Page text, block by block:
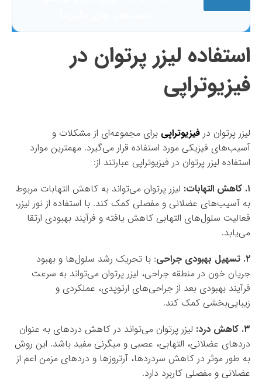
استفاده لیزر پرتوان در
فیزیوتراپی
لیزر پرتوان در فیزیوتراپی برای مجموعه‌ای از مشکلات و
آسیب‌های فیزیکی مورد استفاده قرار می‌گیرد. مهمترین موارد
استفاده لیزر پرتوان در فیزیوتراپی عبارتند از:
۱. کاهش التهابات:
لیزر پرتوان می‌تواند به کاهش التهابات مربوط
به آسیب‌های عضلانی و مفصلی کمک کند. با استفاده از نور لیزر،
فعالیت سلول‌های التهابی کاهش یافته و فرآیند بهبودی ارتقا
می‌یابد.
۲. تسهیل بهبودی جراحی
: با تحریک رشد سلول‌ها و بهبود
جریان خون در منطقه جراحی، لیزر پرتوان می‌تواند به سرعت
فرآیند بهبودی بعد از جراحی‌های ارتوپدی، عملکردی و
زیبایی‌بخشی کمک کند.
۳. کاهش درد:
لیزر پرتوان می‌تواند در کاهش دردهای به عنوان
دردهای عضلانی، التهابی، عصبی و میگرنی مفید باشد. این روش
به طور موثر در کاهش سردردها، آرتروزها و دردهای مزمن اعم از
عضلانی و مفصلی کاربرد دارد.